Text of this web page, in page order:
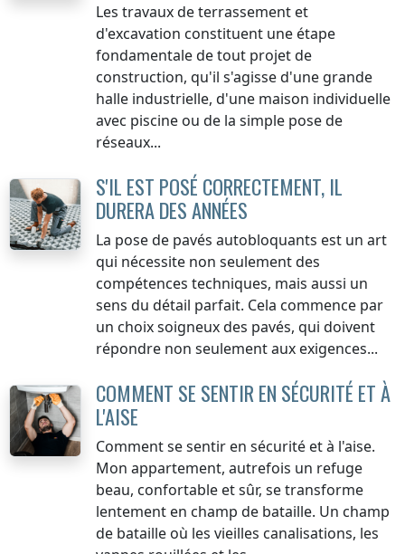
Les travaux de terrassement et
d'excavation constituent une étape
fondamentale de tout projet de
construction, qu'il s'agisse d'une grande
halle industrielle, d'une maison individuelle
avec piscine ou de la simple pose de
réseaux...
S'IL EST POSÉ CORRECTEMENT, IL
DURERA DES ANNÉES
La pose de pavés autobloquants est un art
qui nécessite non seulement des
compétences techniques, mais aussi un
sens du détail parfait. Cela commence par
un choix soigneux des pavés, qui doivent
répondre non seulement aux exigences...
COMMENT SE SENTIR EN SÉCURITÉ ET À
L'AISE
Comment se sentir en sécurité et à l'aise.
Mon appartement, autrefois un refuge
beau, confortable et sûr, se transforme
lentement en champ de bataille. Un champ
de bataille où les vieilles canalisations, les